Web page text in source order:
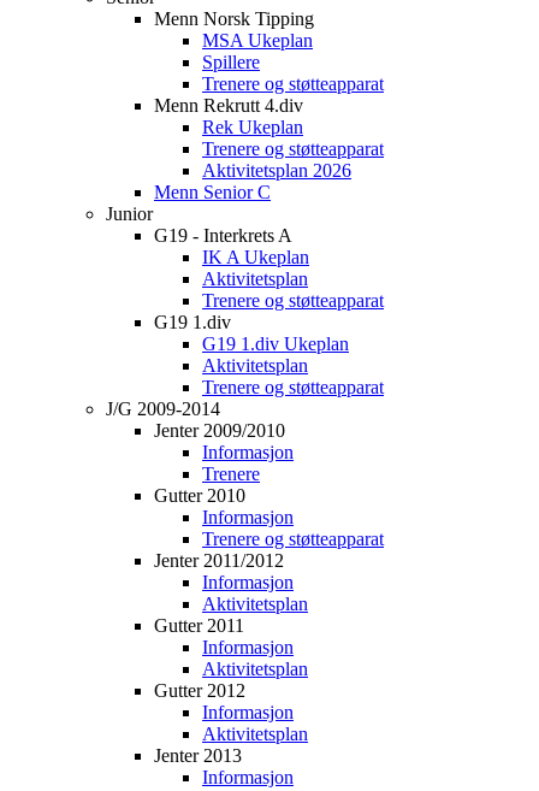
Menn Norsk Tipping
MSA Ukeplan
Spillere
Trenere og støtteapparat
Menn Rekrutt 4.div
Rek Ukeplan
Trenere og støtteapparat
Aktivitetsplan 2026
Menn Senior C
Junior
G19 - Interkrets A
IK A Ukeplan
Aktivitetsplan
Trenere og støtteapparat
G19 1.div
G19 1.div Ukeplan
Aktivitetsplan
Trenere og støtteapparat
J/G 2009-2014
Jenter 2009/2010
Informasjon
Trenere
Gutter 2010
Informasjon
Trenere og støtteapparat
Jenter 2011/2012
Informasjon
Aktivitetsplan
Gutter 2011
Informasjon
Aktivitetsplan
Gutter 2012
Informasjon
Aktivitetsplan
Jenter 2013
Informasjon